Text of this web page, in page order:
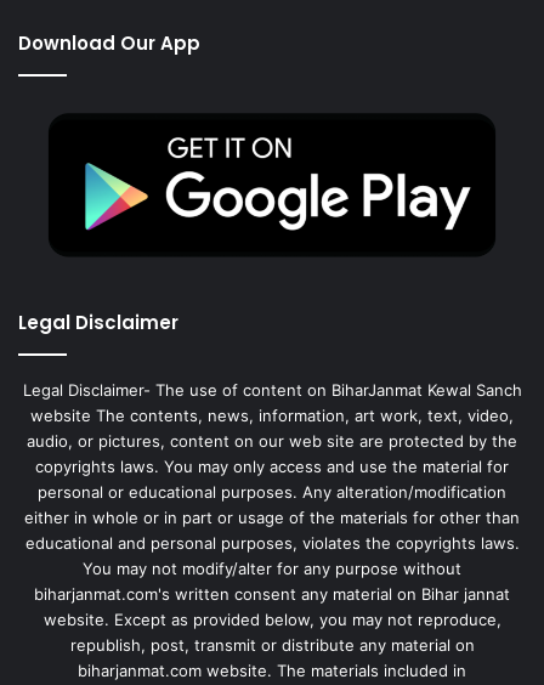
Download Our App
Legal Disclaimer
Legal Disclaimer- The use of content on BiharJanmat Kewal Sanch
website The contents, news, information, art work, text, video,
audio, or pictures, content on our web site are protected by the
copyrights laws. You may only access and use the material for
personal or educational purposes. Any alteration/modification
either in whole or in part or usage of the materials for other than
educational and personal purposes, violates the copyrights laws.
You may not modify/alter for any purpose without
biharjanmat.com's written consent any material on Bihar jannat
website. Except as provided below, you may not reproduce,
republish, post, transmit or distribute any material on
biharjanmat.com website. The materials included in